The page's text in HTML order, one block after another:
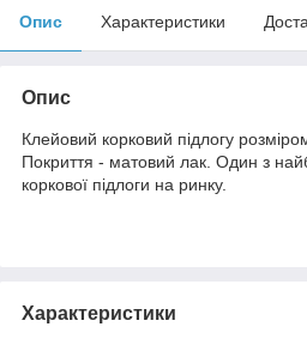
Опис Характеристики
Опис
Клейовий корковий підлогу
Покриття - матовий лак. Один з
коркової підлоги на ринку.
Характеристики